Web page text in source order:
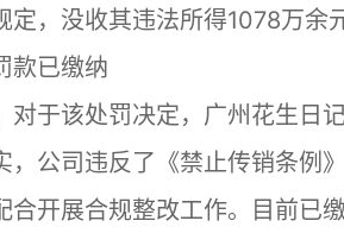
定，没收其违法所得1078万余
已缴纳
于该处罚决定，广州花生日
，公司违反了《禁止传销条例
合开展合规整改工作。目前已缴